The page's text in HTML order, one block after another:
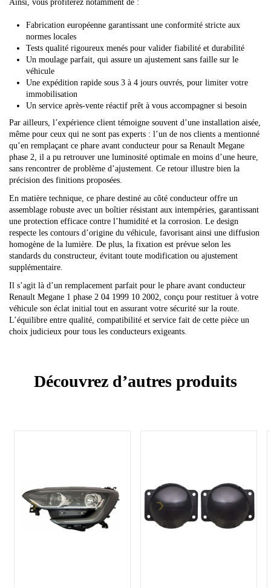
Ainsi, vous profiterez notamment de :
Fabrication européenne garantissant une conformité stricte aux
normes locales
Tests qualité rigoureux menés pour valider fiabilité et durabilité
Un moulage parfait, qui assure un ajustement sans faille sur le
véhicule
Une expédition rapide sous 3 à 4 jours ouvrés, pour limiter votre
immobilisation
Un service après-vente réactif prêt à vous accompagner si besoin
Par ailleurs, l’expérience client témoigne souvent d’une installation aisée,
même pour ceux qui ne sont pas experts : l’un de nos clients a mentionné
qu’en remplaçant ce phare avant conducteur pour sa Renault Megane
phase 2, il a pu retrouver une luminosité optimale en moins d’une heure,
sans rencontrer de problème d’ajustement. Ce retour illustre bien la
précision des finitions proposées.
En matière technique, ce phare destiné au côté conducteur offre un
assemblage robuste avec un boîtier résistant aux intempéries, garantissant
une protection efficace contre l’humidité et la corrosion. Le design
respecte les contours d’origine du véhicule, favorisant ainsi une diffusion
homogène de la lumière. De plus, la fixation est prévue selon les
standards du constructeur, évitant toute modification ou ajustement
supplémentaire.
Il s’agit là d’un remplacement parfait pour le phare avant conducteur
Renault Megane 1 phase 2 04 1999 10 2002, conçu pour restituer à votre
véhicule son éclat initial tout en assurant votre sécurité sur la route.
L’équilibre entre qualité, compatibilité et service fait de cette pièce un
choix judicieux pour tous les conducteurs exigeants.
Découvrez d’autres produits